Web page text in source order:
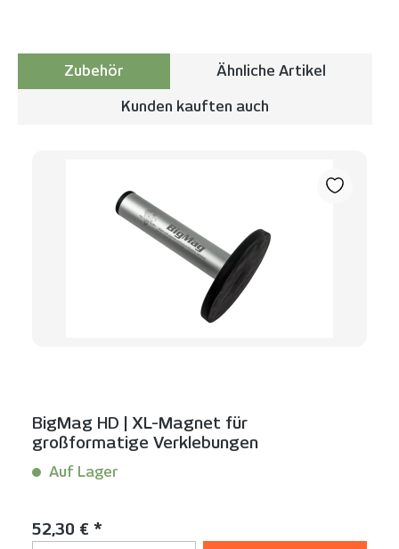
Zubehör Ähnliche Artikel
Kunden kauften auch
BigMag HD | XL-Magnet für
großformatige Verklebungen
Auf Lager
Regulärer Preis:
52,30 € *